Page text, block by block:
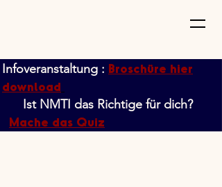
Infoveranstaltung : Broschüre hier
download
Ist NMTI das Richtige für dich?
Mache das Quiz